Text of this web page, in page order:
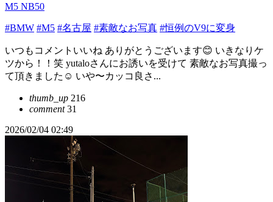
M5 NB50
#BMW #M5 #名古屋 #素敵なお写真 #恒例のV9に変身
いつもコメントいいね ありがとうございます😊 いきなりケ
ツから！！笑 yutaloさんにお誘いを受けて 素敵なお写真撮っ
て頂きました☺️ いや〜カッコ良さ...
thumb_up 216
comment31
2026/02/04 02:49